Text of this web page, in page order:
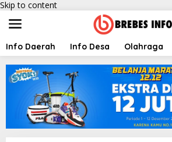
Skip to content
Info Daerah Info Desa Olahraga